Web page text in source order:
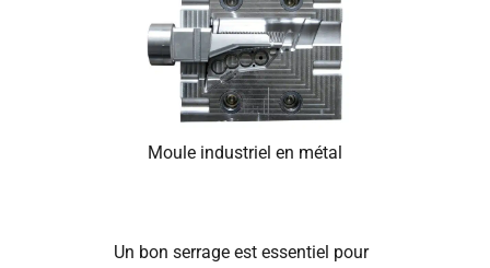
Moule industriel en métal
Un bon serrage est essentiel pour